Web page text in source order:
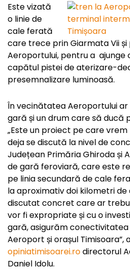
Este vizată
o linie de
cale ferată
care trece prin Giarmata Vii
Aeroportului, pentru a ajunge
capătul pistei de aterizare-
presemnalizare luminoasă.
În vecinătatea Aeroportului
gară și un drum care să ducă
„Este un proiect pe care vrem
deja se discută la nivel de
Județean Primăria Ghiroda și
de gară feroviară, care este
pe linia secundară de cale
la aproximativ doi kilometri de
discutat concret care ar
vor fi expropriate și cu o
gară, asigurăm
Aeroport și orașul
opiniatimisoarei.rodirectorul
Daniel Idolu.